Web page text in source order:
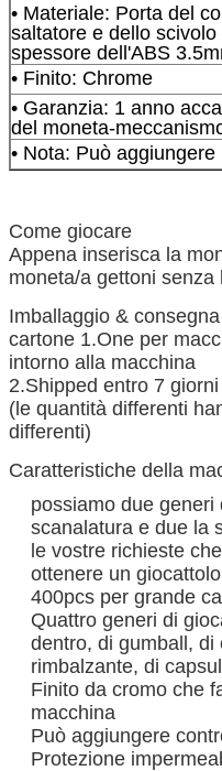
• Materiale: Porta del
saltatore e dello
spessore dell'ABS
• Finito: Chrome
• Garanzia: 1 anno
del moneta-
• Nota: Può
Come giocare
Appena inserisca la
moneta/a gettoni senza
Imballaggio & consegna
cartone 1.One per
intorno alla macchina
2.Shipped entro 7
(le quantità differenti
differenti)
Caratteristiche della
possiamo due
scanalatura e due la
le vostre richieste
ottenere un giocattolo
400pcs per grande
Quattro generi di
dentro, di gumball, di
rimbalzante, di
Finito da cromo che
macchina
Può aggiungere
Protezione